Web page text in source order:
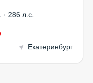
286 л.с.
Екатеринбург